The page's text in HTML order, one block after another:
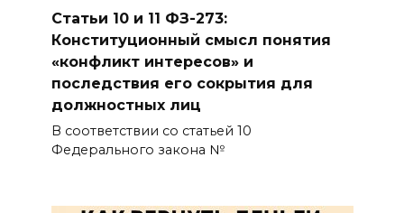
Статьи 10 и 11 ФЗ-273:
Конституционный смысл понятия
«конфликт интересов» и
последствия его сокрытия для
должностных лиц
В соответствии со статьей 10
Федерального закона №